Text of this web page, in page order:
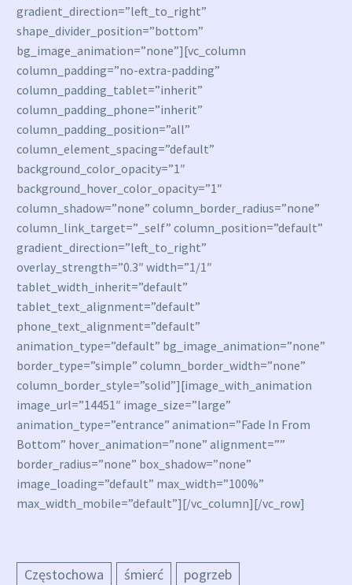
gradient_direction=”left_to_right”
shape_divider_position=”bottom”
bg_image_animation=”none”][vc_column
column_padding=”no-extra-padding”
column_padding_tablet=”inherit”
column_padding_phone=”inherit”
column_padding_position=”all”
column_element_spacing=”default”
background_color_opacity=”1″
background_hover_color_opacity=”1″
column_shadow=”none” column_border_radius=”none”
column_link_target=”_self” column_position=”default”
gradient_direction=”left_to_right”
overlay_strength=”0.3″ width=”1/1″
tablet_width_inherit=”default”
tablet_text_alignment=”default”
phone_text_alignment=”default”
animation_type=”default” bg_image_animation=”none”
border_type=”simple” column_border_width=”none”
column_border_style=”solid”][image_with_animation
image_url=”14451″ image_size=”large”
animation_type=”entrance” animation=”Fade In From
Bottom” hover_animation=”none” alignment=””
border_radius=”none” box_shadow=”none”
image_loading=”default” max_width=”100%”
max_width_mobile=”default”][/vc_column][/vc_row]
Częstochowa śmierć
pogrzeb